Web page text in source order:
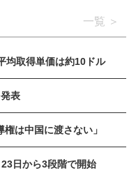
一覧
均取得単価は約10ドル
表
は中国に渡さない」
日から3段階で開始